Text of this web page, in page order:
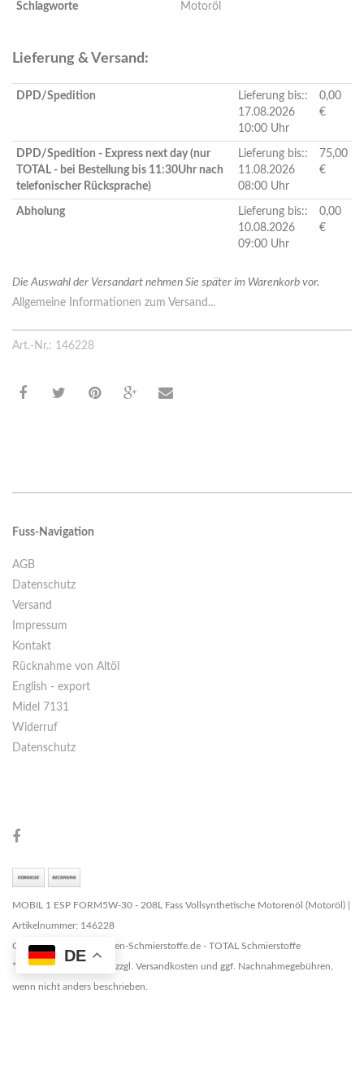
DE
Schlagworte Motoröl
Lieferung & Versand:
DPD/Spedition
Lieferung bis::
17.08.2026
10:00 Uhr
0,00
€
DPD/Spedition - Express next day (nur
TOTAL - bei Bestellung bis 11:30Uhr nach
telefonischer Rücksprache)
Lieferung bis::
11.08.2026
08:00 Uhr
75,00
€
Abholung
Lieferung bis::
10.08.2026
09:00 Uhr
0,00
€
Die Auswahl der Versandart nehmen Sie später im Warenkorb vor.
Allgemeine Informationen zum Versand...
Art.-Nr.: 146228
Fuss-Navigation
AGB
Datenschutz
Versand
Impressum
Kontakt
Rücknahme von Altöl
English - export
Midel 7131
Widerruf
Datenschutz
MOBIL 1 ESP FORM5W-30 - 208L Fass Vollsynthetische Motorenöl (Motoröl) |
Artikelnummer: 146228
Copyright © 2026 Marken-Schmierstoffe.de - TOTAL Schmierstoffe
* Alle Preise zzgl. MwSt. zzgl. Versandkosten und ggf. Nachnahmegebühren,
wenn nicht anders beschrieben.